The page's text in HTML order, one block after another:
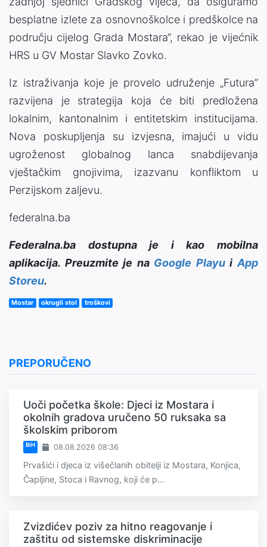
besplatne izlete za osnovnoškolce i predškolce na
području cijelog Grada Mostara“, rekao je vijećnik
HRS u GV Mostar Slavko Zovko.
Iz istraživanja koje je provelo udruženje „Futura”
razvijena je strategija koja će biti predložena
lokalnim, kantonalnim i entitetskim institucijama.
Nova poskupljenja su izvjesna, imajući u vidu
ugroženost globalnog lanca snabdijevanja
vještačkim gnojivima, izazvanu konfliktom u
Perzijskom zaljevu.
federalna.ba
Federalna.ba dostupna je i kao mobilna
aplikacija. Preuzmite je na Google PlayuiApp
Storeu.
Mostar okrugli stol troškovi
PREPORUČENO
Uoči početka škole: Djeci iz Mostara i
okolnih gradova uručeno 50 ruksaka sa
školskim priborom
BiH 08.08.2026 08:36
Prvašići i djeca iz višečlanih obitelji iz Mostara, Konjica,
Čapljine, Stoca i Ravnog, koji će p...
Zvizdićev poziv za hitno reagovanje i
zaštitu od sistemske diskriminacije